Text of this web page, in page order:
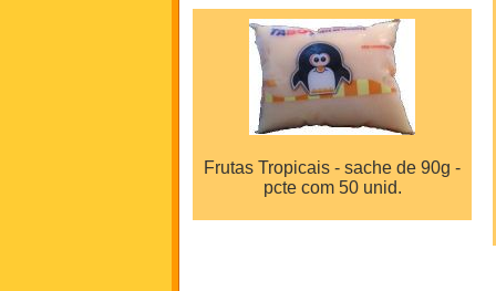
Frutas Tropicais - sache de 90g -
pcte com 50 unid.